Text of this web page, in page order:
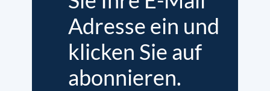
Adresse ein und
klicken Sie auf
abonnieren.